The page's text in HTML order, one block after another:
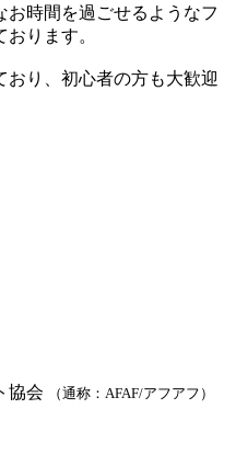
時間を過ごせるようなフ
ります。
り、初心者の方も大歓迎
協会 （通称：AFAF/アフアフ）